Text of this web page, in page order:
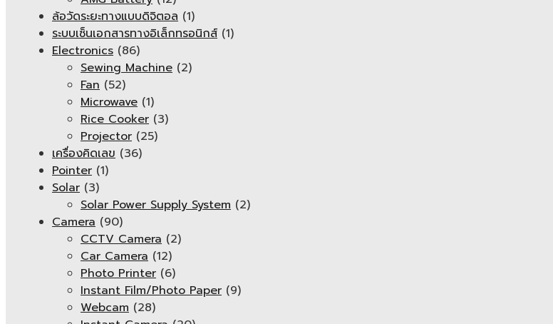
ล้อวัดระยะทางแบบดิจิตอล (1)
ระบบเซ็นเอกสารทางอิเล็กทรอนิกส์ (1)
Electronics (86)
Sewing Machine (2)
Fan (52)
Microwave (1)
Rice Cooker (3)
Projector (25)
เครื่องคิดเลข (36)
Pointer (1)
Solar (3)
Solar Power Supply System (2)
Camera (90)
CCTV Camera (2)
Car Camera (12)
Photo Printer (6)
Instant Film/Photo Paper (9)
Webcam (28)